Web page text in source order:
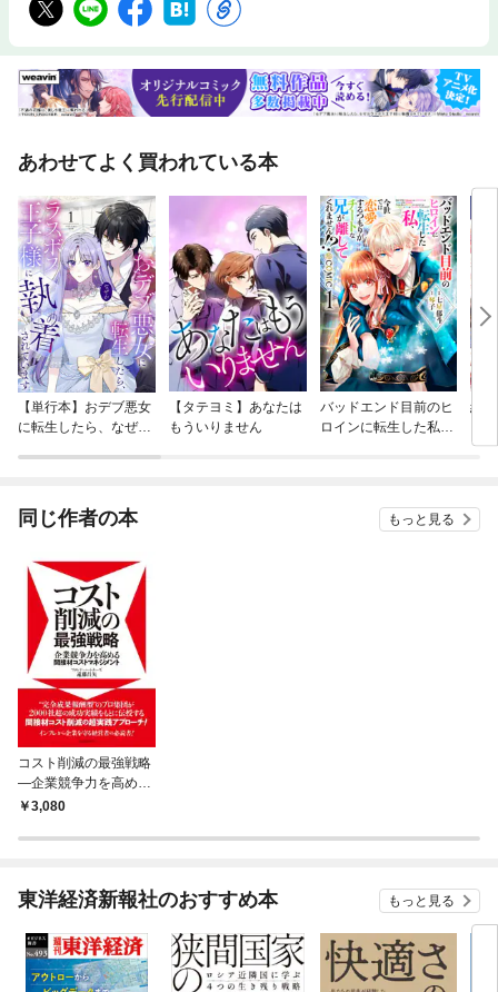
あわせてよく買われている本
【単行本】おデブ悪女
に転生したら、なぜか
【タテヨミ】あなたは
もういりません
バッドエンド目前のヒ
ロインに転生した私、
結
同じ作者の本 もっと見る
コスト削減の最強戦略
―企業競争力を高める
間接材コストマネジメ
3,080
東洋経済新報社のおすすめ本 もっと見る